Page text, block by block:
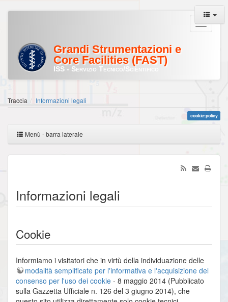
Grandi Strumentazioni e
Core Facilities (FAST)
ISS - Servizio Tecnico/Scientifico
Traccia Informazioni legali
cookie:policy
Menù - barra laterale
Informazioni legali
Cookie
Informiamo i visitatori che in virtù della individuazione delle
modalità semplificate per l'informativa e l'acquisizione del
consenso per l'uso dei cookie - 8 maggio 2014 (Pubblicato
sulla Gazzetta Ufficiale n. 126 del 3 giugno 2014), che